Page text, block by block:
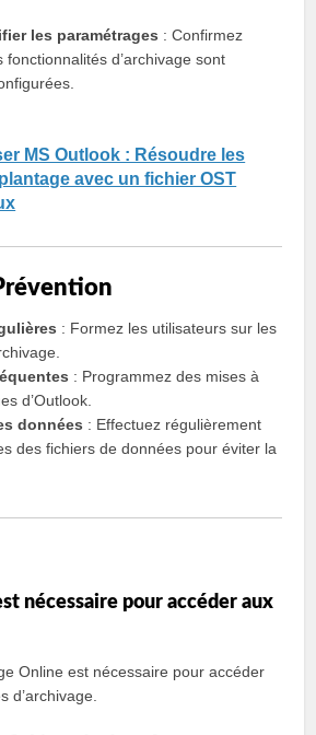
les paramétrages : Confirmez
fonctionnalités d’archivage sont
MS Outlook : Résoudre les
avec un fichier OST
: Formez les utilisateurs sur les
: Programmez des mises à
d’Outlook.
données : Effectuez régulièrement
des fichiers de données pour éviter la
nécessaire pour accéder aux
Online est nécessaire pour accéder
d’archivage.